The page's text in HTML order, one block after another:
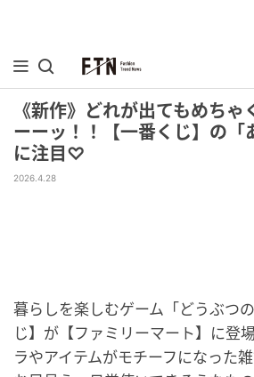
《新作》どれが出てもめちゃ
ーーッ！！【一番くじ】の「
に注目♡
2026.4.28
暮らしを楽しむゲーム「どうぶつ
じ】が【ファミリーマート】に登
ラやアイテムがモチーフになった